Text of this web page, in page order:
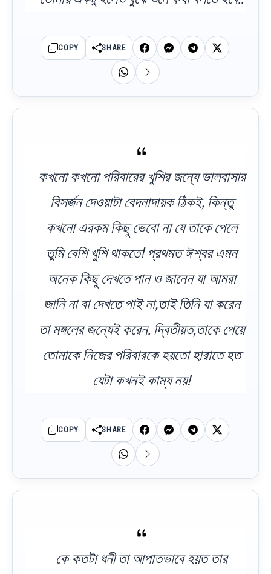
COPY SHARE
কখনো কখনো পরিবারের খুশির জন্যে ভালবাসার
বিসর্জন দেওয়াটা বেদনাদায়ক ঠিকই, কিন্তু
কখনো এরকম কিছু ভেবো না যে তাকে পেলে
তুমি বেশি খুশি থাকতে! প্রথমত ঈশ্বর এমন
অনেক কিছু দেখতে পান ও জানেন যা আমরা
জানি না বা দেখতে পাই না,তাই তিনি যা করেন
তা মঙ্গলের জন্যেই করেন. দ্বিতীয়ত,তাকে পেয়ে
তোমাকে নিজের পরিবারকে হয়তো হারাতে হত
যেটা কখনই কাম্য নয়!
COPY SHARE
কে কতটা ধনী তা আপাতভাবে হয়ত তার